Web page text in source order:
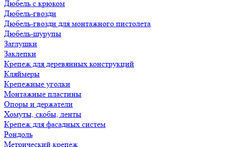
Дюбель с крюком
Дюбель-гвозди
Дюбель-гвозди для монтажного пистолета
Дюбель-шурупы
Заглушки
Заклепки
Крепеж для деревянных конструкций
Кляймеры
Крепежные уголки
Монтажные пластины
Опоры и держатели
Хомуты, скобы, ленты
Крепеж для фасадных систем
Рондоль
Метрический крепеж